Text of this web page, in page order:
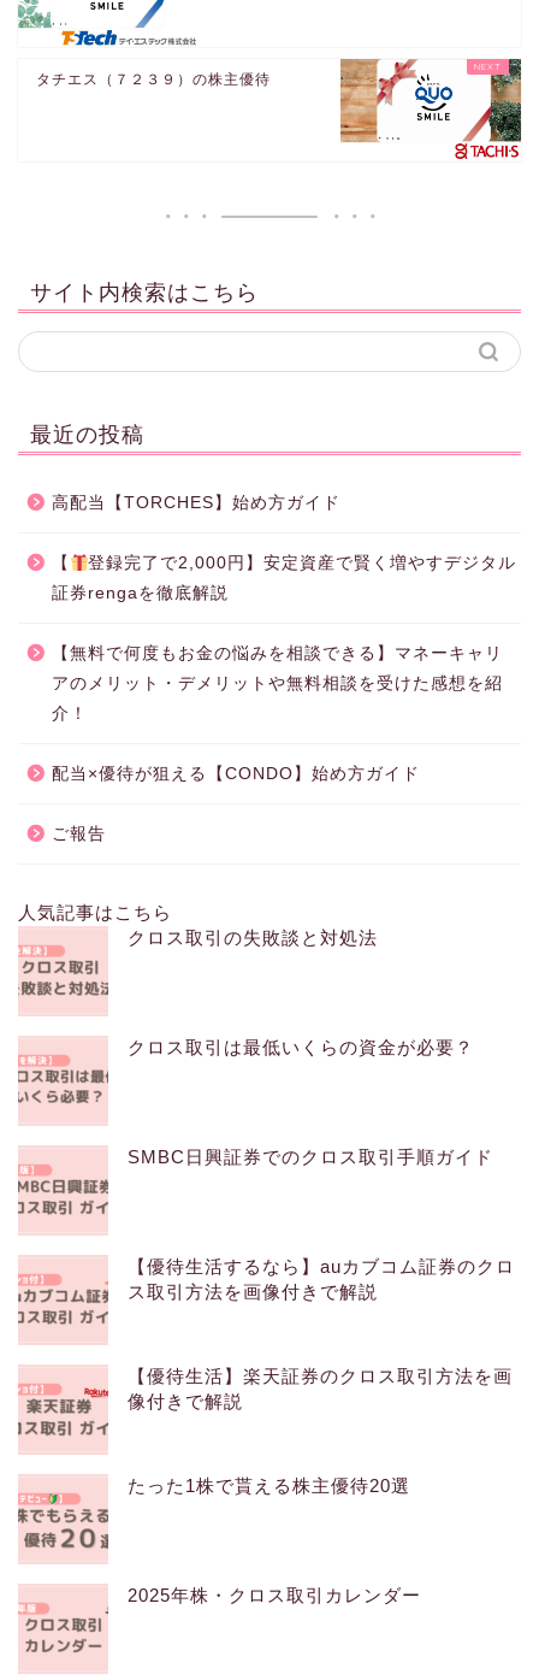
タチエス（７２３９）の株主優待
サイト内検索はこちら
最近の投稿
高配当【TORCHES】始め方ガイド
【
登録完了で2,000円】安定資産で賢く増やすデジタル
証券rengaを徹底解説
【無料で何度もお金の悩みを相談できる】マネーキャリ
アのメリット・デメリットや無料相談を受けた感想を紹
介！
配当×優待が狙える【CONDO】始め方ガイド
ご報告
人気記事はこちら
クロス取引の失敗談と対処法
クロス取引は最低いくらの資金が必要？
SMBC日興証券でのクロス取引手順ガイド
【優待生活するなら】auカブコム証券のクロ
ス取引方法を画像付きで解説
【優待生活】楽天証券のクロス取引方法を画
像付きで解説
たった1株で貰える株主優待20選
2025年株・クロス取引カレンダー